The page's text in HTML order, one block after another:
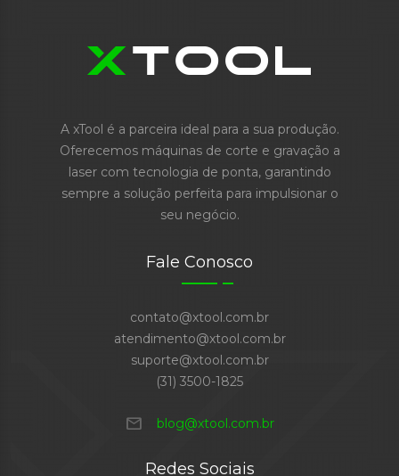
A xTool é a parceira ideal para a sua produção.
Oferecemos máquinas de corte e gravação a
laser com tecnologia de ponta, garantindo
sempre a solução perfeita para impulsionar o
seu negócio.
Fale Conosco
contato@xtool.com.br
atendimento@xtool.com.br
suporte@xtool.com.br
(31) 3500-1825
mail blog@xtool.com.br
Redes Sociais